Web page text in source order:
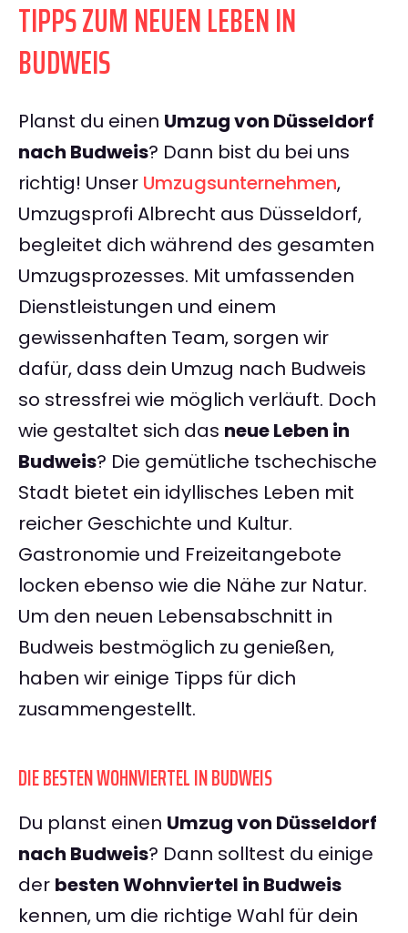
TIPPS ZUM NEUEN LEBEN IN
BUDWEIS
Planst du einen Umzug von Düsseldorf
nach Budweis? Dann bist du bei uns
richtig! Unser Umzugsunternehmen,
Umzugsprofi Albrecht aus Düsseldorf,
begleitet dich während des gesamten
Umzugsprozesses. Mit umfassenden
Dienstleistungen und einem
gewissenhaften Team, sorgen wir
dafür, dass dein Umzug nach Budweis
so stressfrei wie möglich verläuft. Doch
wie gestaltet sich das neue Leben in
Budweis? Die gemütliche tschechische
Stadt bietet ein idyllisches Leben mit
reicher Geschichte und Kultur.
Gastronomie und Freizeitangebote
locken ebenso wie die Nähe zur Natur.
Um den neuen Lebensabschnitt in
Budweis bestmöglich zu genießen,
haben wir einige Tipps für dich
zusammengestellt.
DIE BESTEN WOHNVIERTEL IN BUDWEIS
Du planst einen Umzug von Düsseldorf
nach Budweis? Dann solltest du einige
der besten Wohnviertel in Budweis
kennen, um die richtige Wahl für dein